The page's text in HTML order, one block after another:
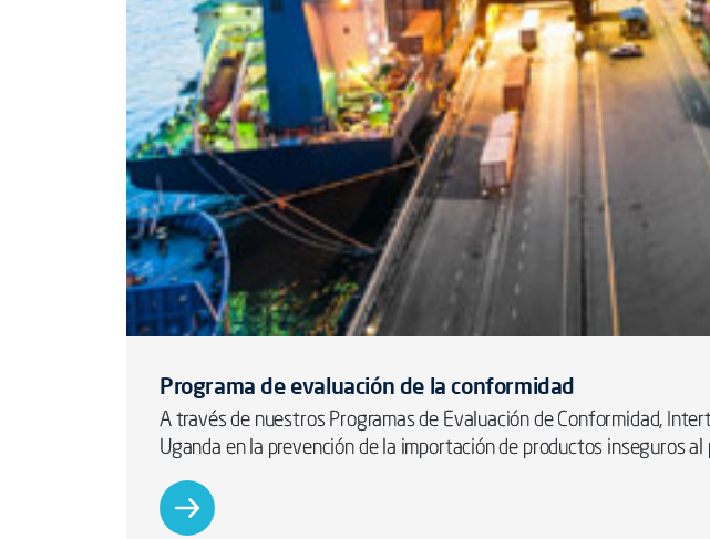
Programa de evaluación de la conformidad
A través de nuestros Programas de Evaluación de Conformidad,
Uganda en la prevención de la importación de productos inseguros al